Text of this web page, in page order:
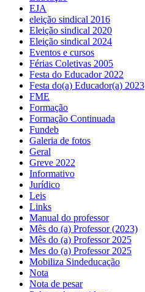
EJA
eleição sindical 2016
Eleição sindical 2020
Eleição sindical 2024
Eventos e cursos
Férias Coletivas 2005
Festa do Educador 2022
Festa do(a) Educador(a) 2023
FME
Formação
Formação Continuada
Fundeb
Galeria de fotos
Geral
Greve 2022
Informativo
Jurídico
Leis
Links
Manual do professor
Mês do (a) Professor (2023)
Mês do (a) Professor 2025
Mes do (a) Professor 2025
Mobiliza Sindeducação
Nota
Nota de pesar